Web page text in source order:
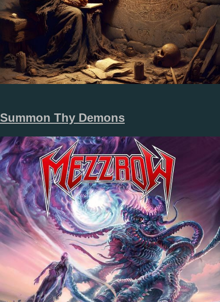
Summon Thy Demons